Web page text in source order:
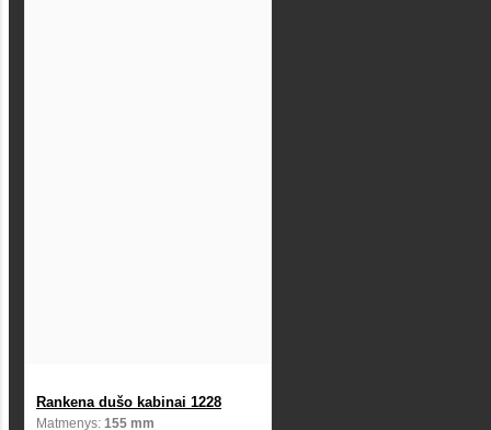
Rankena dušo kabinai 1228
Matmenys: 155 mm